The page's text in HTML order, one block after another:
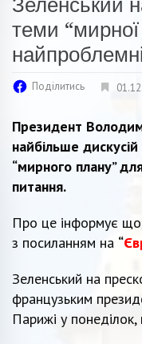
теми “мирної
Поділитись
Президент
найбільше
“мирного плану”
питання.
Про це інформує
з посиланням на “
Зеленський на
французьким
Парижі у